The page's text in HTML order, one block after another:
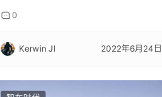
0
Kerwin JI 2022年6月24日